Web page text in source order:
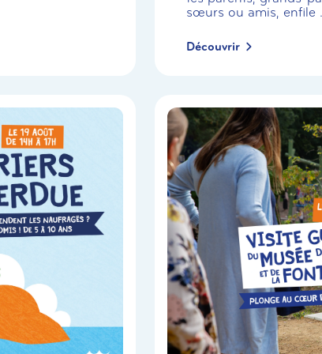
sœurs ou amis, enfile
Découvrir